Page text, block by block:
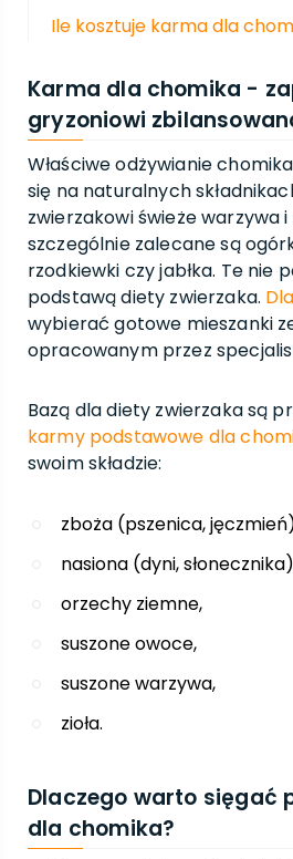
Ile kosztuje karma dla
Karma dla chomika -
gryzoniowi
Właściwe odżywianie
się na naturalnych
zwierzakowi świeże warzywa
szczególnie zalecane są
rzodkiewki czy jabłka. Te nie
podstawą diety zwierzaka.
wybierać gotowe mieszanki
opracowanym przez
Bazą dla diety zwierzaka są
karmy podstawowe dla
swoim składzie:
zboża (pszenica,
nasiona (dyni,
orzechy ziemne,
suszone owoce,
suszone warzywa,
zioła.
Dlaczego warto sięgać
dla chomika?